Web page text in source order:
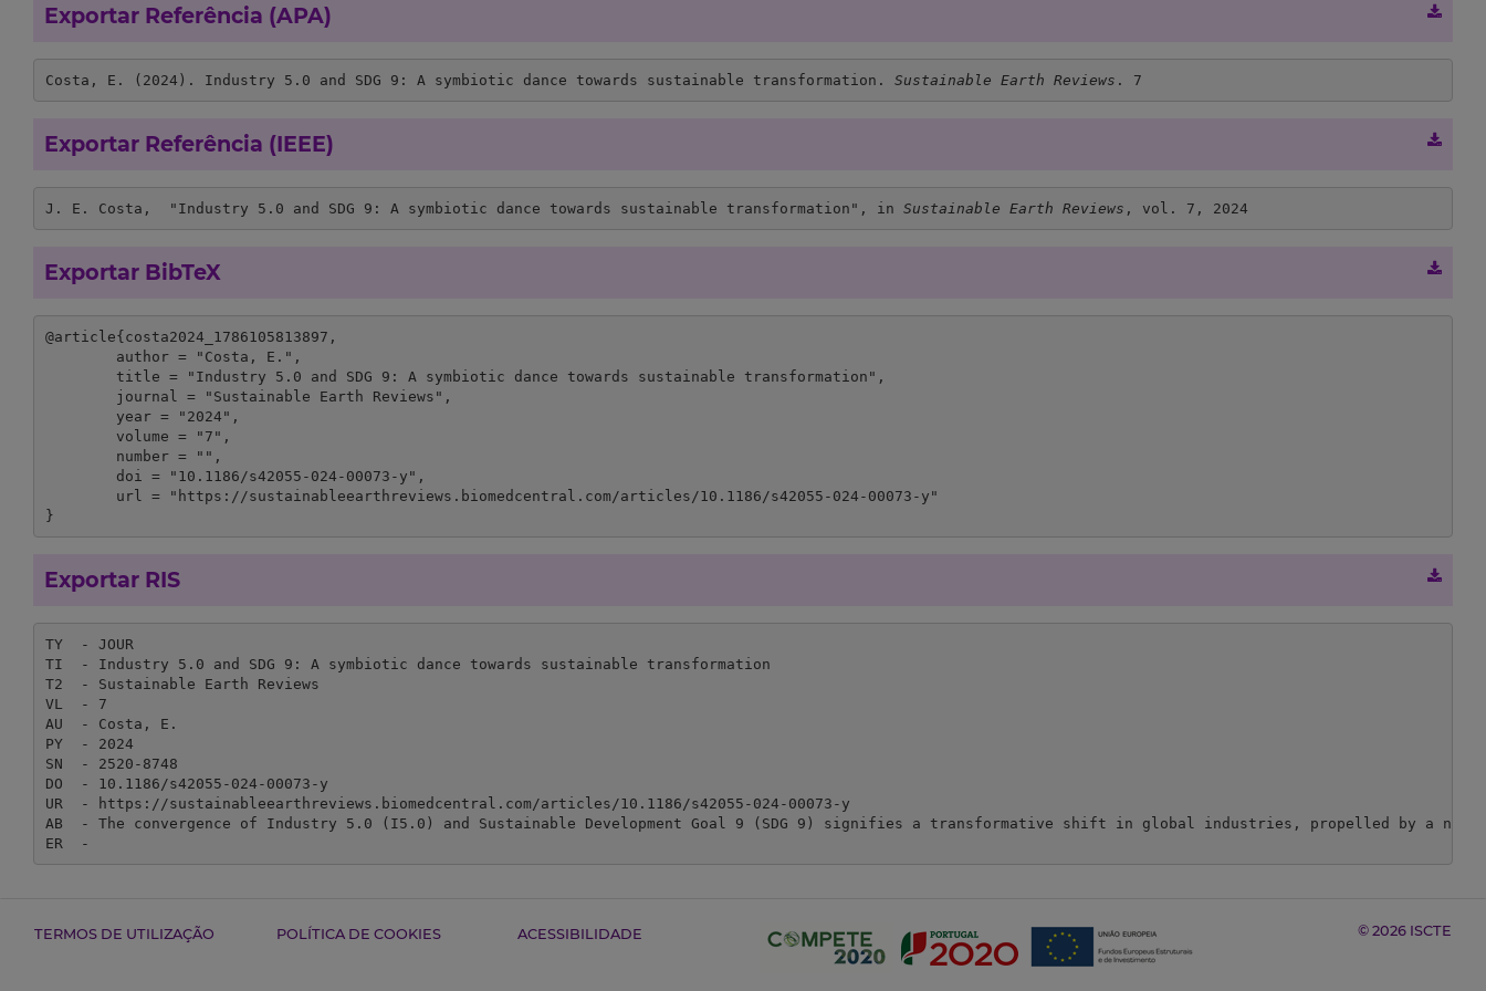
Exportar Referência (APA)
Costa, E. (2024). Industry 5.0 and SDG 9: A symbiotic dance towards sustainable transformation. Sustainable Earth Reviews . 7
Exportar Referência (IEEE)
J. E. Costa,  "Industry 5.0 and SDG 9: A symbiotic dance towards sustainable transformation", in Sustainable Earth Reviews , vol. 7, 2024
Exportar BibTeX
@article{costa2024_1786105813897,
}
Exportar RIS
TY  - JOUR
TI  - Industry 5.0 and SDG 9: A symbiotic dance towards sustainable transformation
T2  - Sustainable Earth Reviews
VL  - 7
AU  - Costa, E.
PY  - 2024
SN  - 2520-8748
DO  - 10.1186/s42055-024-00073-y
UR  - https://sustainableearthreviews.biomedcentral.com/articles/10.1186/s42055-024-00073-y
AB  - The convergence of Industry 5.0 (I5.0) and Sustainable Development Goal 9 (SDG 9) signifies a transformative shift in global industries, propelled by a
ER  -
TERMOS DE UTILIZAÇÃO POLÍTICA DE COOKIES ACESSIBILIDADE © 2026 ISCTE